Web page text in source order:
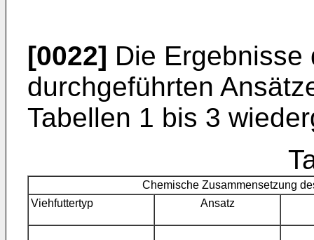
[0022] Die
durchgeführten
Tabellen 1 bis 3
Chemische Zusammensetzung
Viehfuttertyp
Ansatz